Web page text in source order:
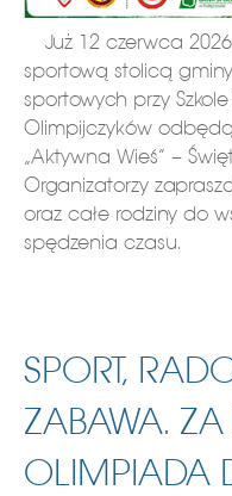
Już 12 czerwca
sportową stolicą
sportowych przy
Olimpijczyków
„Aktywna Wieś” –
Organizatorzy
oraz całe rodziny do
spędzenia czasu.
SPORT,
ZABAWA.
OLIMPIADA